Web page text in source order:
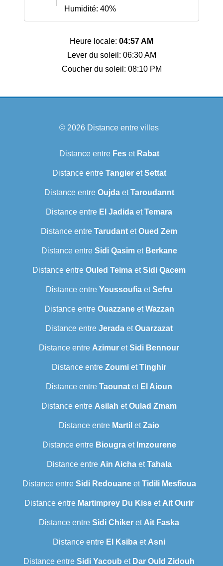
Humidité: 40%
Heure locale: 04:57 AM
Lever du soleil: 06:30 AM
Coucher du soleil: 08:10 PM
© 2026 Distance entre villes
Distance entre Feset Rabat
Distance entre TangieretSettat
Distance entre OujdaetTaroudannt
Distance entre El Jadida etTemara
Distance entre Tarudant etOued Zem
Distance entre Sidi Qasimet Berkane
Distance entre Ouled Teima etSidi Qacem
Distance entre YoussoufiaetSefru
Distance entre OuazzaneetWazzan
Distance entre Jerada etOuarzazat
Distance entre Azimur etSidi Bennour
Distance entre Zoumi etTinghir
Distance entre Taounat et El Aioun
Distance entre Asilah etOulad Zmam
Distance entre Martil etZaio
Distance entre Biougraet Imzourene
Distance entre Ain AichaetTahala
Distance entre Sidi RedouaneetTidili Mesfioua
Distance entre Martimprey Du Kiss et Ait Ourir
Distance entre Sidi Chiker et Ait Faska
Distance entre El Ksiba et Asni
Distance entre Sidi Yacoub et Dar Ould Zidouh